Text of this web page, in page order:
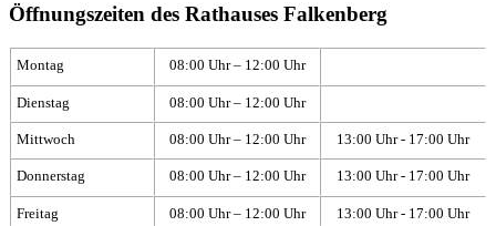
Öffnungszeiten des Rathauses Falkenberg
Montag 08:00 Uhr – 12:00 Uhr
Dienstag 08:00 Uhr – 12:00 Uhr
Mittwoch 08:00 Uhr – 12:00 Uhr 13:00 Uhr - 17:00 Uhr
Donnerstag 08:00 Uhr – 12:00 Uhr 13:00 Uhr - 17:00 Uhr
Freitag 08:00 Uhr – 12:00 Uhr 13:00 Uhr - 17:00 Uhr